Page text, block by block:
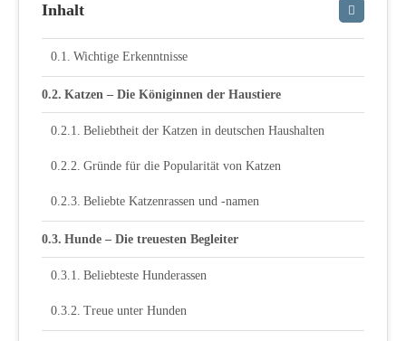
Inhalt
Wichtige Erkenntnisse
Katzen – Die Königinnen der Haustiere
Beliebtheit der Katzen in deutschen Haushalten
Gründe für die Popularität von Katzen
Beliebte Katzenrassen und -namen
Hunde – Die treuesten Begleiter
Beliebteste Hunderassen
Treue unter Hunden